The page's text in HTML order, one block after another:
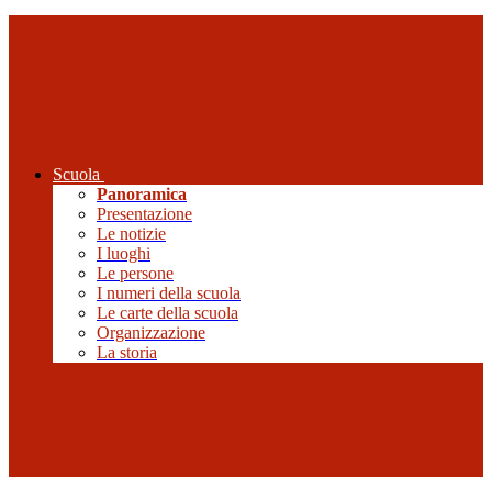
Scuola
Panoramica
Presentazione
Le notizie
I luoghi
Le persone
I numeri della scuola
Le carte della scuola
Organizzazione
La storia